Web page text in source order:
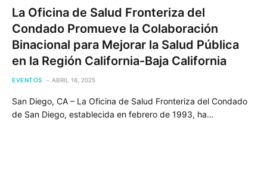
La Oficina de Salud Fronteriza del
Condado Promueve la Colaboración
Binacional para Mejorar la Salud Pública
en la Región California-Baja California
EVENTOS ABRIL 16, 2025
San Diego, CA – La Oficina de Salud Fronteriza del Condado
de San Diego, establecida en febrero de 1993, ha…